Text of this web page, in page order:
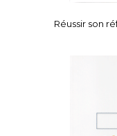
Réussir son